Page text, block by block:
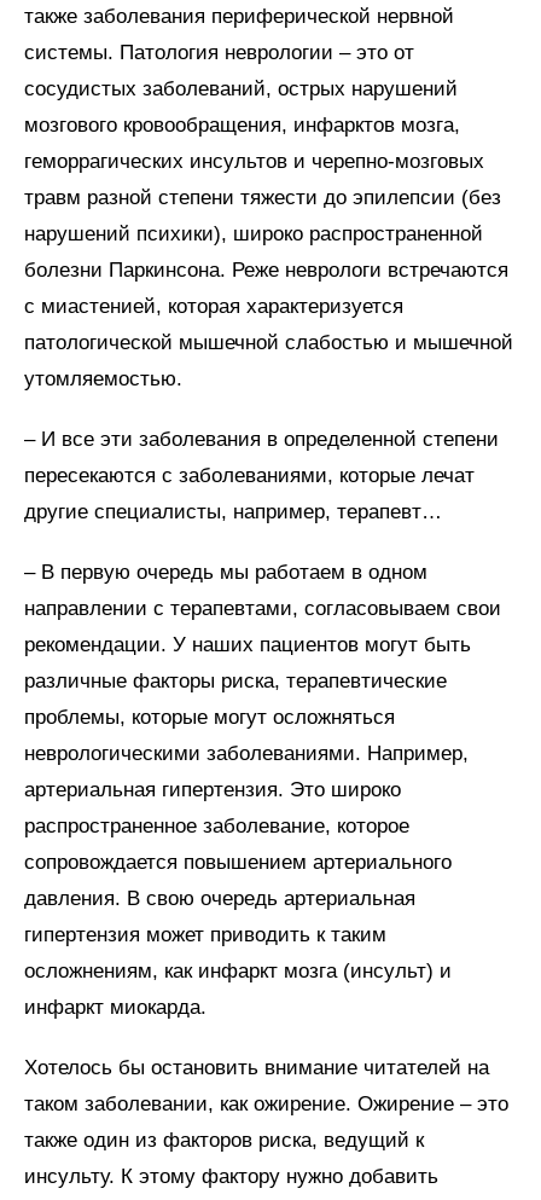
также заболевания периферической нервной
системы. Патология неврологии – это от
сосудистых заболеваний, острых нарушений
мозгового кровообращения, инфарктов мозга,
геморрагических инсультов и черепно-мозговых
травм разной степени тяжести до эпилепсии (без
нарушений психики), широко распространенной
болезни Паркинсона. Реже неврологи встречаются
с миастенией, которая характеризуется
патологической мышечной слабостью и мышечной
утомляемостью.
– И все эти заболевания в определенной степени
пересекаются с заболеваниями, которые лечат
другие специалисты, например, терапевт…
– В первую очередь мы работаем в одном
направлении с терапевтами, согласовываем свои
рекомендации. У наших пациентов могут быть
различные факторы риска, терапевтические
проблемы, которые могут осложняться
неврологическими заболеваниями. Например,
артериальная гипертензия. Это широко
распространенное заболевание, которое
сопровождается повышением артериального
давления. В свою очередь артериальная
гипертензия может приводить к таким
осложнениям, как инфаркт мозга (инсульт) и
инфаркт миокарда.
Хотелось бы остановить внимание читателей на
таком заболевании, как ожирение. Ожирение – это
также один из факторов риска, ведущий к
инсульту. К этому фактору нужно добавить